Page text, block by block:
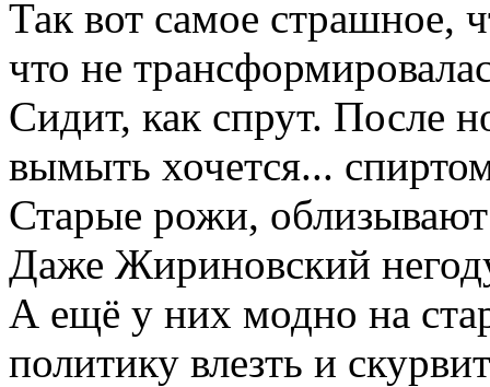
Так вот самое страшное,
что не
Сидит, как спрут. После
вымыть хочется...
Старые рожи,
Даже Жириновский
А ещё у них модно на
политику влезть и